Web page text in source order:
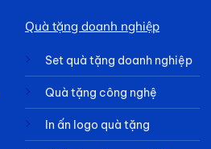
Quà tặng doanh nghiệp
Set quà tặng doanh nghiệp
Quà tặng công nghệ
In ấn logo quà tặng